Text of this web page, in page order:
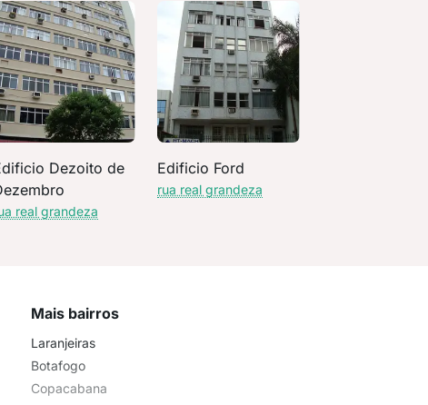
Dezoito de
real grandeza
Edificio Ford
rua real grandeza
Mais bairros
Laranjeiras
Botafogo
Copacabana